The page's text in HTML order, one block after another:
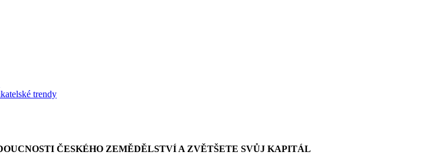
trendy
ČESKÉHO ZEMĚDĚLSTVÍ A ZVĚTŠETE SVŮJ KAPITÁL